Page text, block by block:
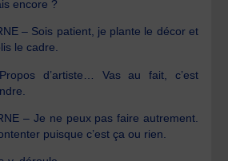
encore ?
– Sois patient, je plante le décor et
le cadre.
d’artiste… Vas au fait, c’est
– Je ne peux pas faire autrement.
puisque c’est ça ou rien.